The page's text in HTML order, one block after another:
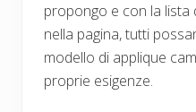
propongo e con la
nella pagina, tutti
modello di applique
proprie esigenze.